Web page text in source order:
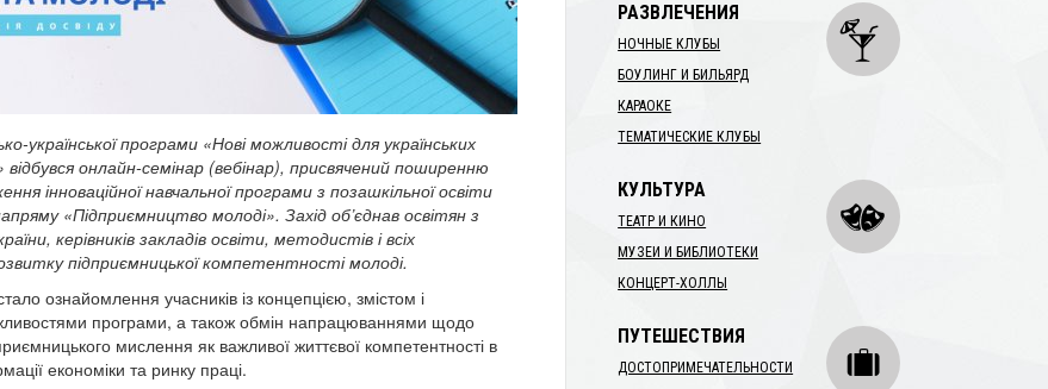
української програми «Нові можливості для українських
відбувся онлайн-семінар (вебінар), присвячений поширенню
інноваційної навчальної програми з позашкільної освіти
«Підприємництво молоді». Захід об’єднав освітян з
керівників закладів освіти, методистів і всіх
підприємницької компетентності молоді.
ознайомлення учасників із концепцією, змістом і
програми, а також обмін напрацюваннями щодо
мислення як важливої життєвої компетентності в
економіки та ринку праці.
РАЗВЛЕЧЕНИЯ
НОЧНЫЕ КЛУБЫ
БОУЛИНГ И БИЛЬЯРД
КАРАОКЕ
ТЕМАТИЧЕСКИЕ КЛУБЫ
КУЛЬТУРА
ТЕАТР И КИНО
МУЗЕИ И БИБЛИОТЕКИ
КОНЦЕРТ-ХОЛЛЫ
ПУТЕШЕСТВИЯ
ДОСТОПРИМЕЧАТЕЛЬНОСТИ